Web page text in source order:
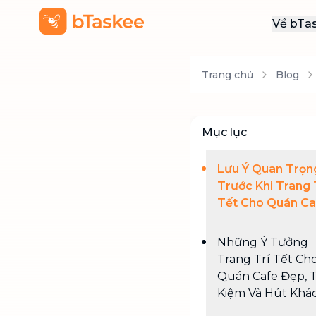
Về
Trang chủ Blog
Mục lục
Lưu Ý Quan
Trước Khi Trang
Tết Cho Quán
Những Ý Tưởng
Trang Trí Tết
Quán Cafe Đẹp,
Kiệm Và Hút